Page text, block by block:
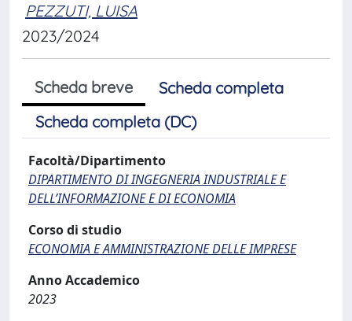
PEZZUTI, LUISA
2023/2024
Scheda breve
Scheda completa
Scheda completa (DC)
Facoltà/Dipartimento
DIPARTIMENTO DI INGEGNERIA INDUSTRIALE E
DELL’INFORMAZIONE E DI ECONOMIA
Corso di studio
ECONOMIA E AMMINISTRAZIONE DELLE IMPRESE
Anno Accademico
2023